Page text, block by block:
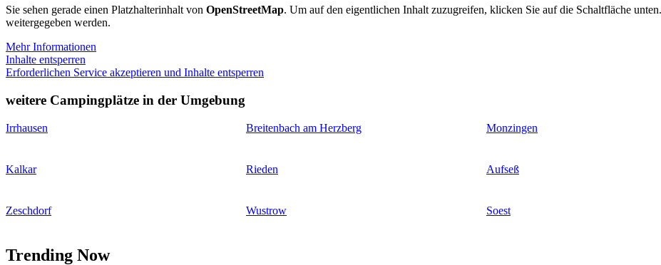
Sie sehen gerade einen Platzhalterinhalt von OpenStreetMap. Um auf den eigentlichen Inhalt zuzugreifen, klicken Sie auf die Schaltfläche
weitergegeben werden.
Mehr Informationen
Inhalte entsperren
Erforderlichen Service akzeptieren und Inhalte entsperren
weitere Campingplätze in der Umgebung
Irrhausen Breitenbach am Herzberg Monzingen
Kalkar Rieden Aufseß
Zeschdorf Wustrow Soest
Trending Now